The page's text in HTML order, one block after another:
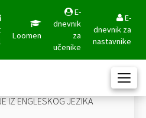
Loomen
E-
dnevnik
za
učenike
E-
dnevnik za
nastavnike